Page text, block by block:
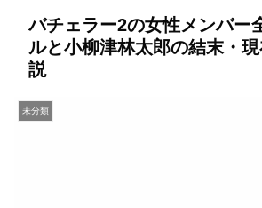
バチェラー2の女性メンバー
ルと小柳津林太郎の結末・
説
未分類